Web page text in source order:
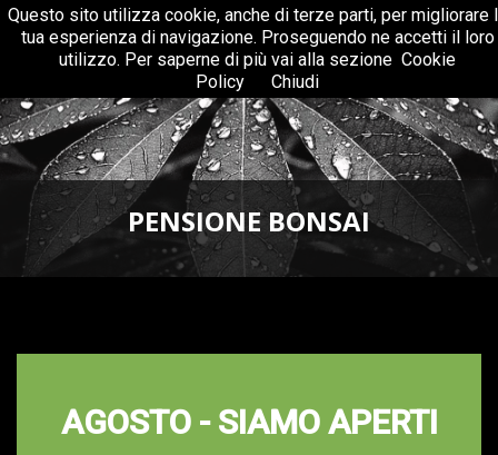
Menu
PENSIONE BONSAI
AGOSTO - SIAMO APERTI
Questo sito utilizza cookie, anche di terze parti, per migliorare
tua esperienza di navigazione. Proseguendo ne accetti il loro
utilizzo. Per saperne di più vai alla sezione Cookie
Policy
Chiudi